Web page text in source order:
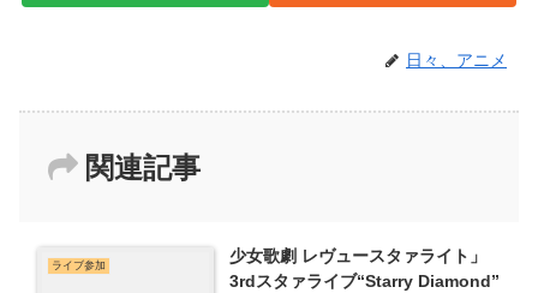
日々、アニメ
関連記事
ライブ参加
少女歌劇 レヴュースタァライト」
3rdスタァライブ“Starry Diamond”